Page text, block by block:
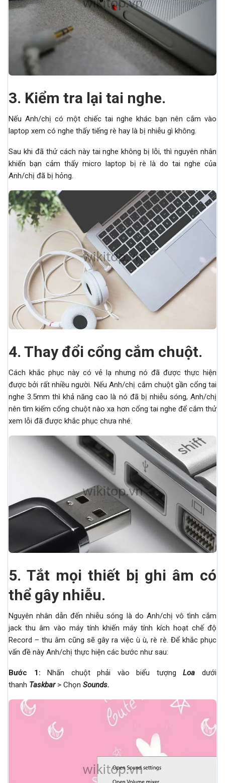
3. Kiểm tra lại tai nghe.
Nếu Anh/chị có một chiếc tai nghe khác bạn nên cắm vào
laptop xem có nghe thấy tiếng rè hay là bị nhiễu gì không.
Sau khi đã thử cách này tai nghe không bị lỗi, thì nguyên nhân
khiến bạn cảm thấy micro laptop bị rè là do tai nghe của
Anh/chị đã bị hỏng.
4. Thay đổi cổng cắm chuột.
Cách khắc phục này có vẻ lạ nhưng nó đã được thực hiện
được bởi rất nhiều người. Nếu Anh/chị cắm chuột gần cổng tai
nghe 3.5mm thì khả năng cao là nó đã bị nhiễu sóng, Anh/chị
nên tìm kiếm cổng chuột nào xa hơn cổng tai nghe để cắm thử
xem lỗi đã được khắc phục chưa nhé.
5. Tắt mọi thiết bị ghi âm có
thể gây nhiễu.
Nguyên nhân dẫn đến nhiễu sóng là do Anh/chị vô tình cắm
jack thu âm vào máy tính khiến máy tính kích hoạt chế độ
Record – thu âm cũng sẽ gây ra việc ù ù, rè rè. Để khắc phục
vấn đề này Anh/chị thực hiện các bước như sau:
Bước 1: Nhấn chuột phải vào biểu tượng Loa
dưới
thanh Taskbar > Chọn Sounds.